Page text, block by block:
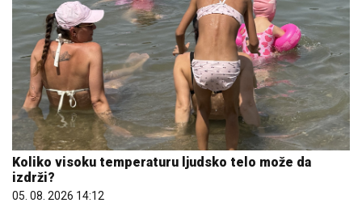
Koliko visoku temperaturu ljudsko telo može da
izdrži?
05. 08. 2026 14:12